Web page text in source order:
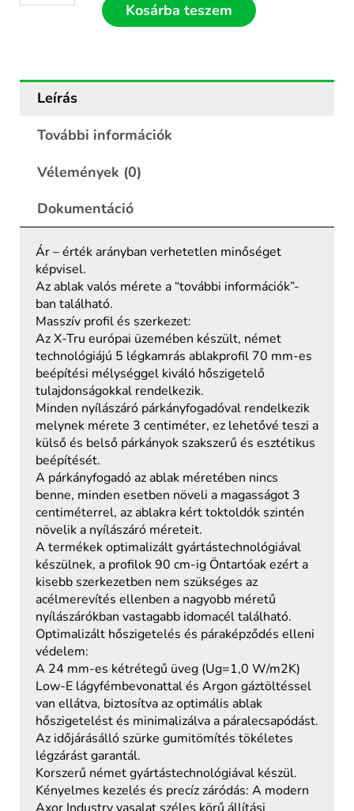
Kosárba teszem
Leírás
További információk
Vélemények (0)
Dokumentáció
Ár – érték arányban verhetetlen minőséget
képvisel.
Az ablak valós mérete a “további információk”-
ban található.
Masszív profil és szerkezet:
Az X-Tru európai üzemében készült, német
technológiájú 5 légkamrás ablakprofil 70 mm-es
beépítési mélységgel kiváló hőszigetelő
tulajdonságokkal rendelkezik.
Minden nyílászáró párkányfogadóval rendelkezik
melynek mérete 3 centiméter, ez lehetővé teszi a
külső és belső párkányok szakszerű és esztétikus
beépítését.
A párkányfogadó az ablak méretében nincs
benne, minden esetben növeli a magasságot 3
centiméterrel, az ablakra kért toktoldók szintén
növelik a nyílászáró méreteit.
A termékek optimalizált gyártástechnológiával
készülnek, a profilok 90 cm-ig Öntartóak ezért a
kisebb szerkezetben nem szükséges az
acélmerevítés ellenben a nagyobb méretű
nyílászárókban vastagabb idomacél található.
Optimalizált hőszigetelés és páraképződés elleni
védelem:
A 24 mm-es kétrétegű üveg (Ug=1,0 W/m2K)
Low-E lágyfémbevonattal és Argon gáztöltéssel
van ellátva, biztosítva az optimális ablak
hőszigetelést és minimalizálva a páralecsapódást.
Az időjárásálló szürke gumitömítés tökéletes
légzárást garantál.
Korszerű német gyártástechnológiával készül.
Kényelmes kezelés és precíz záródás: A modern